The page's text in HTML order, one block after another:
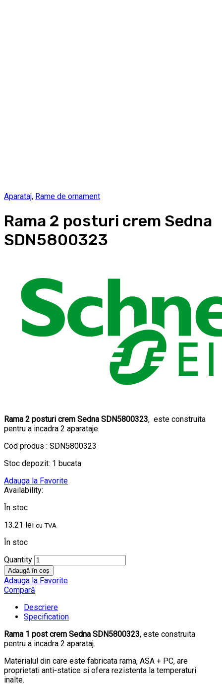
Aparataj, Rame de ornament
Rama 2 posturi crem Sedna
SDN5800323
Rama 2 posturi crem Sedna SDN5800323, este construita
pentru a incadra 2 aparataje.
Cod produs : SDN5800323
Stoc depozit: 1 bucata
Adauga la Favorite
Availability:
În stoc
13.21 lei cu TVA
În stoc
Quantity
Adaugă în coș
Adauga la Favorite
Compară
Descriere
Specification
Rama 1 post crem Sedna SDN5800323, este construita
pentru a incadra 2 aparataj.
Materialul din care este fabricata rama, ASA + PC, are
proprietati anti-statice si ofera rezistenta la temperaturi
inalte.